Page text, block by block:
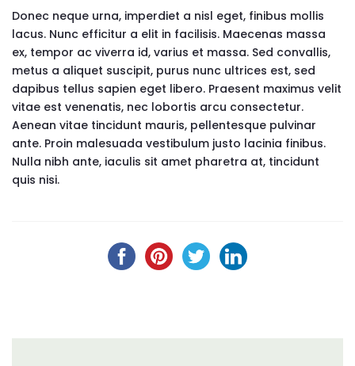
Donec neque urna, imperdiet a nisl eget, finibus mollis
lacus. Nunc efficitur a elit in facilisis. Maecenas massa
ex, tempor ac viverra id, varius et massa. Sed convallis,
metus a aliquet suscipit, purus nunc ultrices est, sed
dapibus tellus sapien eget libero. Praesent maximus velit
vitae est venenatis, nec lobortis arcu consectetur.
Aenean vitae tincidunt mauris, pellentesque pulvinar
ante. Proin malesuada vestibulum justo lacinia finibus.
Nulla nibh ante, iaculis sit amet pharetra at, tincidunt
quis nisi.